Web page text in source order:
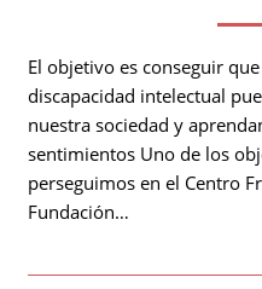
El objetivo es conseguir
discapacidad intelectual
nuestra sociedad y
sentimientos Uno de los
perseguimos en el Centro
Fundación…